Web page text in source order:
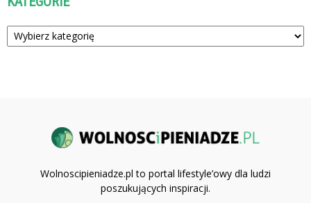
Kategorie
Wolnoscipieniadze.pl to portal lifestyle’owy dla ludzi
poszukujących inspiracji.